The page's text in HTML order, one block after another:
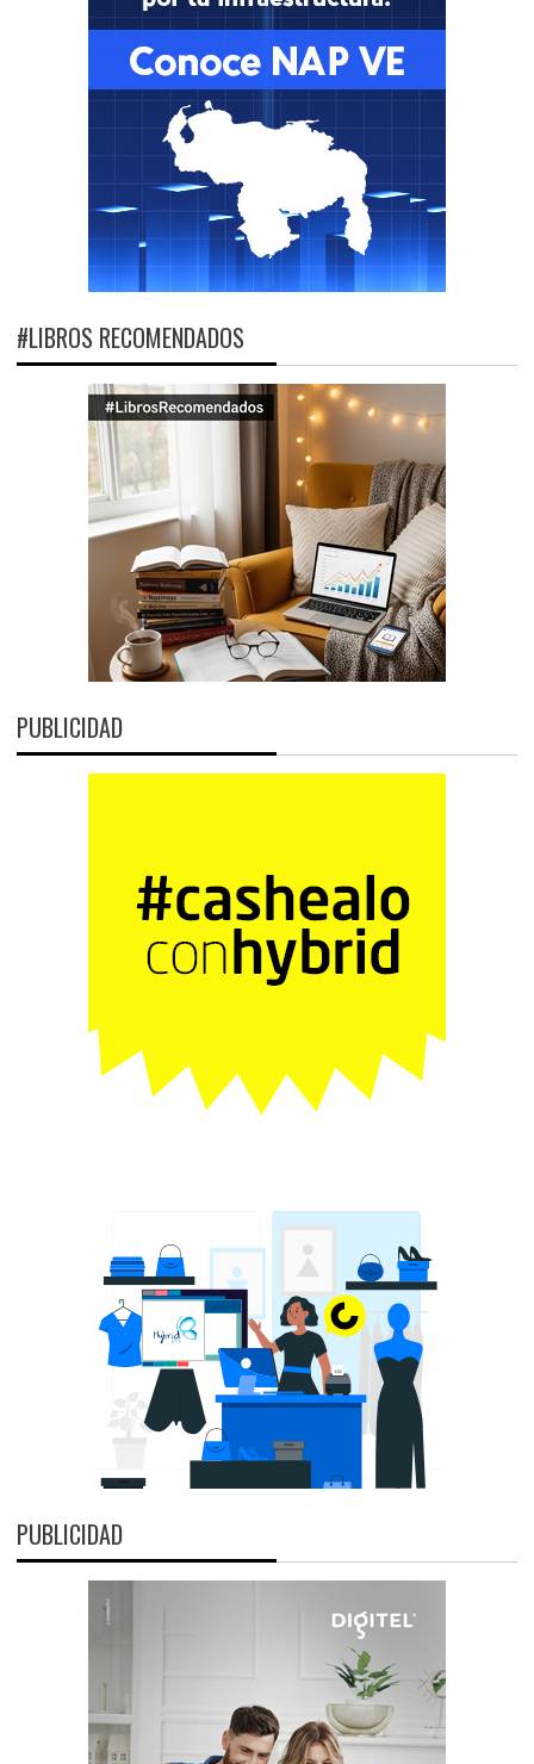
#LIBROS RECOMENDADOS
PUBLICIDAD
PUBLICIDAD